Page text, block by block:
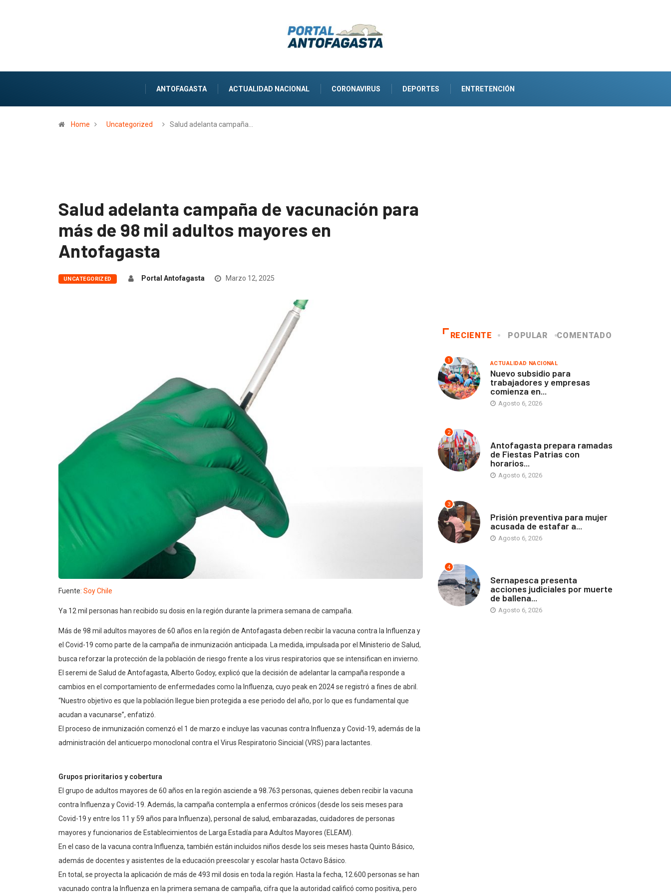
ANTOFAGASTA ACTUALIDAD NACIONAL CORONAVIRUS DEPORTES ENTRETENCIÓN
Home Uncategorized Salud adelanta campaña…
Salud adelanta campaña de vacunación para
más de 98 mil adultos mayores en
Antofagasta
UNCATEGORIZED Portal Antofagasta Marzo 12, 2025
Fuente: Soy Chile
Ya 12 mil personas han recibido su dosis en la región durante la primera semana de campaña.
Más de 98 mil adultos mayores de 60 años en la región de Antofagasta deben recibir la vacuna contra la Influenza y
el Covid-19 como parte de la campaña de inmunización anticipada. La medida, impulsada por el Ministerio de Salud,
busca reforzar la protección de la población de riesgo frente a los virus respiratorios que se intensifican en invierno.
El seremi de Salud de Antofagasta, Alberto Godoy, explicó que la decisión de adelantar la campaña responde a
cambios en el comportamiento de enfermedades como la Influenza, cuyo peak en 2024 se registró a fines de abril.
“Nuestro objetivo es que la población llegue bien protegida a ese periodo del año, por lo que es fundamental que
acudan a vacunarse”, enfatizó.
El proceso de inmunización comenzó el 1 de marzo e incluye las vacunas contra Influenza y Covid-19, además de la
administración del anticuerpo monoclonal contra el Virus Respiratorio Sincicial (VRS) para lactantes.
Grupos prioritarios y cobertura
El grupo de adultos mayores de 60 años en la región asciende a 98.763 personas, quienes deben recibir la vacuna
contra Influenza y Covid-19. Además, la campaña contempla a enfermos crónicos (desde los seis meses para
Covid-19 y entre los 11 y 59 años para Influenza), personal de salud, embarazadas, cuidadores de personas
mayores y funcionarios de Establecimientos de Larga Estadía para Adultos Mayores (ELEAM).
En el caso de la vacuna contra Influenza, también están incluidos niños desde los seis meses hasta Quinto Básico,
además de docentes y asistentes de la educación preescolar y escolar hasta Octavo Básico.
En total, se proyecta la aplicación de más de 493 mil dosis en toda la región. Hasta la fecha, 12.600 personas se han
vacunado contra la Influenza en la primera semana de campaña, cifra que la autoridad calificó como positiva, pero
RECIENTE POPULAR COMENTADO
1 ACTUALIDAD NACIONAL
Nuevo subsidio para
trabajadores y empresas
comienza en...
Agosto 6, 2026
2
Antofagasta prepara ramadas
de Fiestas Patrias con
horarios...
Agosto 6, 2026
3
Prisión preventiva para mujer
acusada de estafar a...
Agosto 6, 2026
4
Sernapesca presenta
acciones judiciales por muerte
de ballena...
Agosto 6, 2026